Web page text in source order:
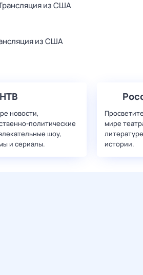
из США
из США
НТВ
новости,
политические
шоу,
и сериалы.
мире
истории.